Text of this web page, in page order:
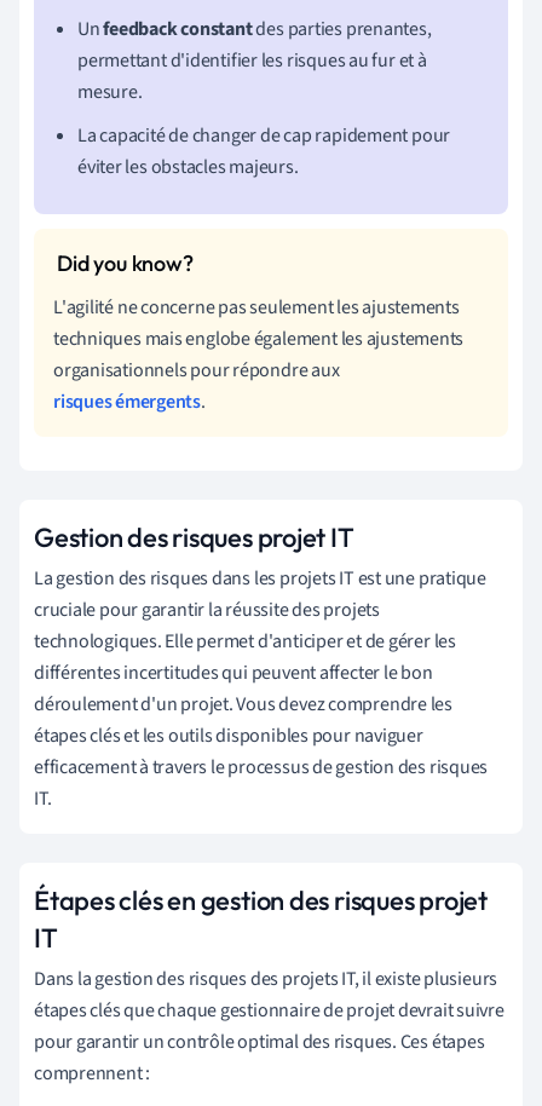
Unfeedback constantdes parties prenantes,
permettant d'identifier les risques au fur et à
mesure.
La capacité de changer de cap rapidement pour
éviter les obstacles majeurs.
L'agilité ne concerne pas seulement les ajustements
techniques mais englobe également les ajustements
organisationnels pour répondre aux
risques émergents.
Gestion des risques projet IT
La gestion des risques dans les projets IT est une pratique
cruciale pour garantir la réussite des projets
technologiques. Elle permet d'anticiper et de gérer les
différentes incertitudes qui peuvent affecter le bon
déroulement d'un projet. Vous devez comprendre les
étapes clés et les outils disponibles pour naviguer
efficacement à travers le processus de gestion des risques
IT.
Étapes clés en gestion des risques projet
IT
Dans la gestion des risques des projets IT, il existe plusieurs
étapes clés que chaque gestionnaire de projet devrait suivre
pour garantir un contrôle optimal des risques. Ces étapes
comprennent :